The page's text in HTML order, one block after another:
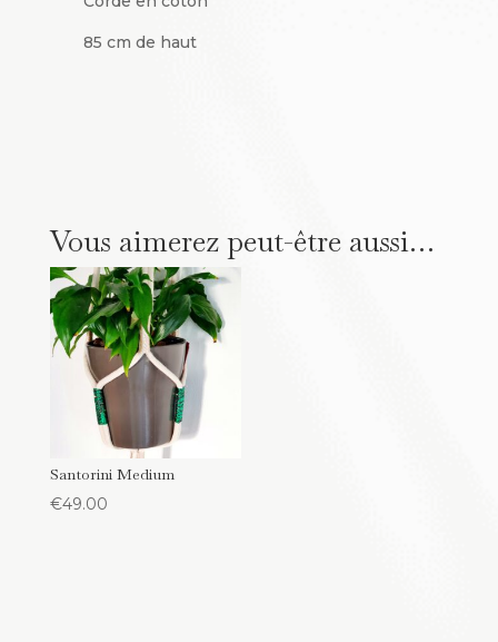
85 cm de haut
Vous aimerez peut-être aussi…
Santorini Medium
€49.00